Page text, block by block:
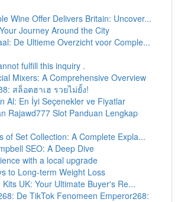
Wine Offer Delivers Britain: Uncover...
Journey Around the City
De Ultieme Overzicht voor Comple...
fulfill this inquiry .
Mixers: A Comprehensive Overview
สล็อตฮาเฮ รวยไม่ยั้ง!
Al: En İyi Seçenekler ve Fiyatlar
Rajawd777 Slot Panduan Lengkap
of Set Collection: A Complete Expla...
SEO: A Deep Dive
with a local upgrade
to Long-term Weight Loss
Kits UK: Your Ultimate Buyer's Re...
De TikTok Fenomeen Emperor268: